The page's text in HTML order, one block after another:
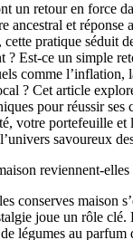
un retour en force
ancestral et réponse
cette pratique séduit
? Est-ce un simple
comme l’inflation,
? Cet article
pour réussir ses
votre portefeuille et
savoureux
reviennent-elles
conserves maison
joue un rôle clé.
légumes au parfum